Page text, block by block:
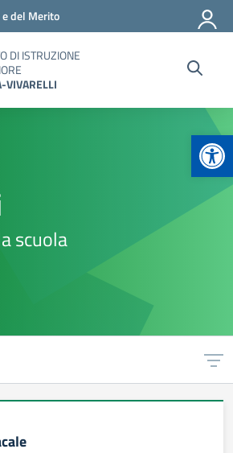
del Merito
DI ISTRUZIONE
VIVARELLI
scuola